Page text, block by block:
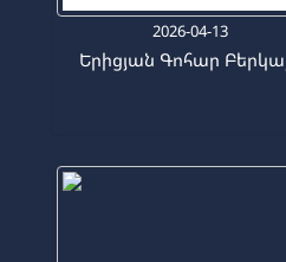
2026-04-13
Երիցյան Գոհար